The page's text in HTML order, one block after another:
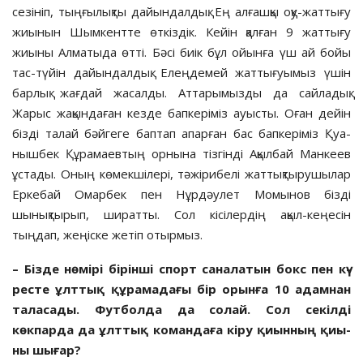
сезініп, тыңғылық­ты дайындалдық. Ең алғашқы оқу-жаттығу
жиынын Шымкентте өткіздік. Кейін қал­ған 9 жаттығу
жиыны Алматыда өтті. Бәсі биік бұл ойынға үш ай бойы
тас-түйін дайындалдық. Елеңдемей жаттығуымыз үшін
барлық жағдай жасалды. Аттары­мыз­ды да сайладық.
Жарыс жақындаған кезде бапкеріміз ауысты. Оған дейін
бізді талай бәйгеге баптап апарған бас бапкеріміз Қуа­
нышбек Құрамаевтың орнына тізгінді Ақылбай Манкеев
ұстады. Оның көмекші­лері, тәжірибелі жаттықтырушылар
Ерке­бай Омарбек пен Нұрдәулет Момынов бізді
шынықтырып, ширатты. Сол кісілердің ақыл-кеңесін
тыңдап, жеңіске жетіп отыр­мыз.
– Бізде нөмірі бірінші спорт саналатын бокс пен кү­
ресте ұлттық құрамадағы бір орынға 10 адамнан
тала­са­ды. Футболда да солай. Сол се­­­кілді
көкпарда да ұлттық ко­­мандаға кіру қиынның қиы­
ны шығар?